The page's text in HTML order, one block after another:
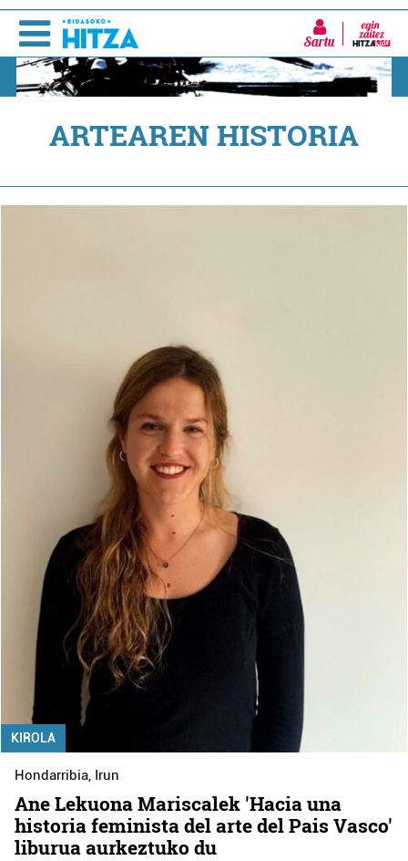
Sartu
ARTEAREN HISTORIA
KIROLA
Hondarribia, Irun
Ane Lekuona Mariscalek 'Hacia una
historia feminista del arte del Pais Vasco'
liburua aurkeztuko du